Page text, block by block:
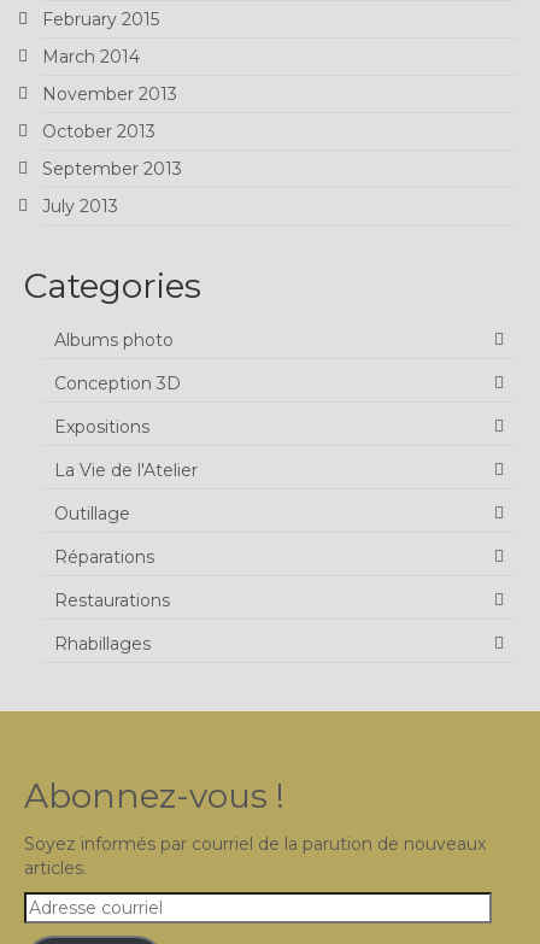
February 2015
March 2014
November 2013
October 2013
September 2013
July 2013
Categories
Albums photo
Conception 3D
Expositions
La Vie de l'Atelier
Outillage
Réparations
Restaurations
Rhabillages
Abonnez-vous !
Soyez informés par courriel de la parution de nouveaux
articles.
Adresse
courriel